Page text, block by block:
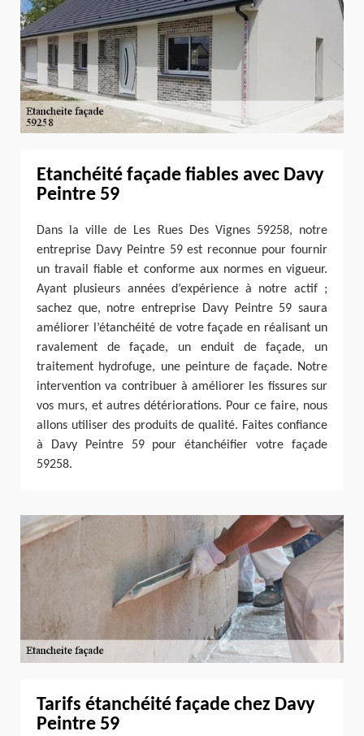
Etanchéité façade fiables avec Davy
Peintre 59
Dans la ville de Les Rues Des Vignes 59258, notre
entreprise Davy Peintre 59 est reconnue pour fournir
un travail fiable et conforme aux normes en vigueur.
Ayant plusieurs années d’expérience à notre actif ;
sachez que, notre entreprise Davy Peintre 59 saura
améliorer l’étanchéité de votre façade en réalisant un
ravalement de façade, un enduit de façade, un
traitement hydrofuge, une peinture de façade. Notre
intervention va contribuer à améliorer les fissures sur
vos murs, et autres détériorations. Pour ce faire, nous
allons utiliser des produits de qualité. Faites confiance
à Davy Peintre 59 pour étanchéifier votre façade
59258.
Tarifs étanchéité façade chez Davy
Peintre 59